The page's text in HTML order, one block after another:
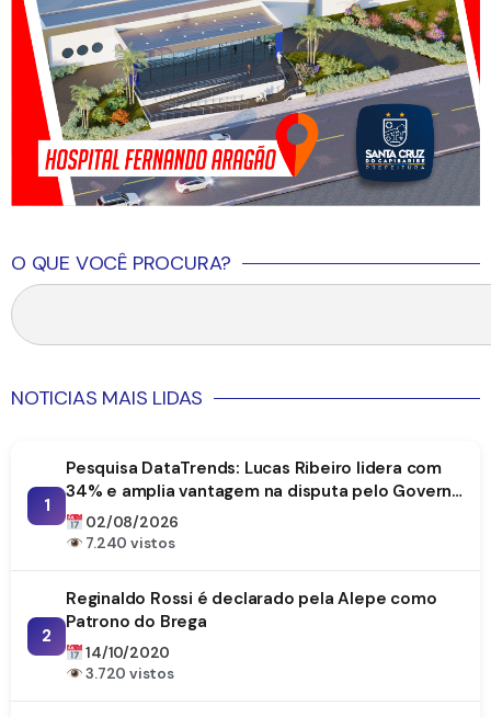
O QUE VOCÊ PROCURA?
NOTICIAS MAIS LIDAS
1
Pesquisa DataTrends: Lucas Ribeiro lidera com
34% e amplia vantagem na disputa pelo Governo
da Paraíba
02/08/2026
7.240 vistos
2
Reginaldo Rossi é declarado pela Alepe como
Patrono do Brega
14/10/2020
3.720 vistos